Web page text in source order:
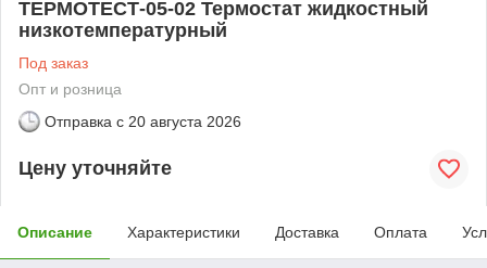
ТЕРМОТЕСТ-05-02 Термостат жидкостный
низкотемпературный
Под заказ
Опт и розница
Отправка с 20 августа 2026
Цену уточняйте
Описание Характеристики Доставка Оплата